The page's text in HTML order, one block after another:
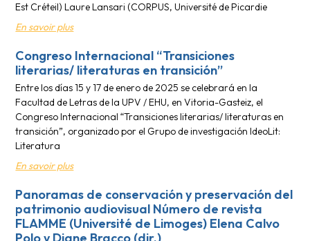
Est Créteil) Laure Lansari (CORPUS, Université de Picardie
En savoir plus
Congreso Internacional “Transiciones
literarias/ literaturas en transición”
Entre los días 15 y 17 de enero de 2025 se celebrará en la
Facultad de Letras de la UPV / EHU, en Vitoria-Gasteiz, el
Congreso Internacional “Transiciones literarias/ literaturas en
transición”, organizado por el Grupo de investigación IdeoLit:
Literatura
En savoir plus
Panoramas de conservación y preservación del
patrimonio audiovisual Número de revista
FLAMME (Université de Limoges) Elena Calvo